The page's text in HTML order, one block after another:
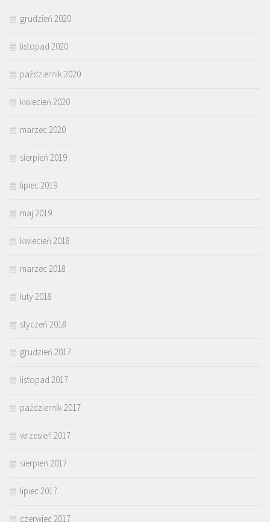
grudzień 2020
listopad 2020
październik 2020
kwiecień 2020
marzec 2020
sierpień 2019
lipiec 2019
maj 2019
kwiecień 2018
marzec 2018
luty 2018
styczeń 2018
grudzień 2017
listopad 2017
październik 2017
wrzesień 2017
sierpień 2017
lipiec 2017
czerwiec 2017